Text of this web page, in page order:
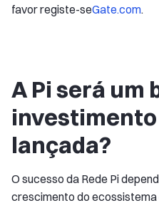
favor registe-seGate.com.
A Pi será um
investimento
lançada?
O sucesso da Rede Pi
crescimento do ecossistema